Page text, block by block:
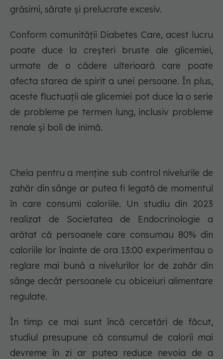
grăsimi, sărate și prelucrate excesiv.
Conform comunității Diabetes Care, acest lucru
poate duce la creșteri bruste ale glicemiei,
urmate de o cădere ulterioară care poate
afecta starea de spirit a unei persoane. În plus,
aceste fluctuații ale glicemiei pot duce la o serie
de probleme pe termen lung, inclusiv probleme
renale și boli de inimă.
Cheia pentru a menține sub control nivelurile de
zahăr din sânge ar putea fi legată de momentul
în care consumi caloriile. Un studiu din 2023
realizat de Societatea de Endocrinologie a
arătat că persoanele care consumau 80% din
caloriile lor înainte de ora 13:00 experimentau o
reglare mai bună a nivelurilor lor de zahăr din
sânge decât persoanele cu obiceiuri alimentare
regulate.
În timp ce mai sunt încă cercetări de făcut,
studiul presupune că consumul de calorii mai
devreme în zi ar putea reduce nevoia de a